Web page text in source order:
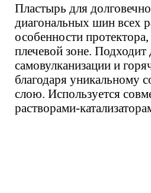
Пластырь для
диагональных шин всех
особенности
плечевой зоне. Подходит
самовулканизации и
благодаря уникальному
слою. Используется
растворами-